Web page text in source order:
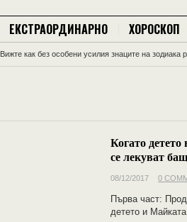
ЕКСТРАОРДИНАРНО ХОРОСКОП
Вижте как без особени усилия знаците на зодиака
Когато
се лекуват
08/12/2017 0
Първа част:
детето и